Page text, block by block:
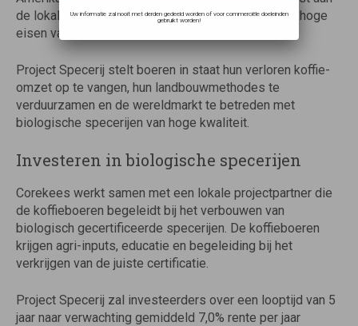
de lokale, volatiele markten doordat ze niet aan de hoge
eisen van de internationale markt kunnen voldoen.
Project Specerij stelt boeren in staat hun verloren koffie-
omzet op te vangen, hun landbouwmethodes te
verduurzamen en de wereldmarkt te betreden met
biologische specerijen van hoge kwaliteit.
Investeren in biologische specerijen
Corekees werkt samen met een lokale projectpartner die
de koffieboeren begeleidt bij het verbouwen van
biologisch gecertificeerde specerijen. De koffieboeren
krijgen agri-inputs, educatie en begeleiding bij het
verkrijgen van de juiste certificatie.
Project Specerij zal investeerders over een looptijd van 5
jaar naar verwachting gemiddeld 7,0% rente per jaar
Uw informatie zal nooit met derden gedeeld worden of voor commerciële doeleinden
gebruikt worden!